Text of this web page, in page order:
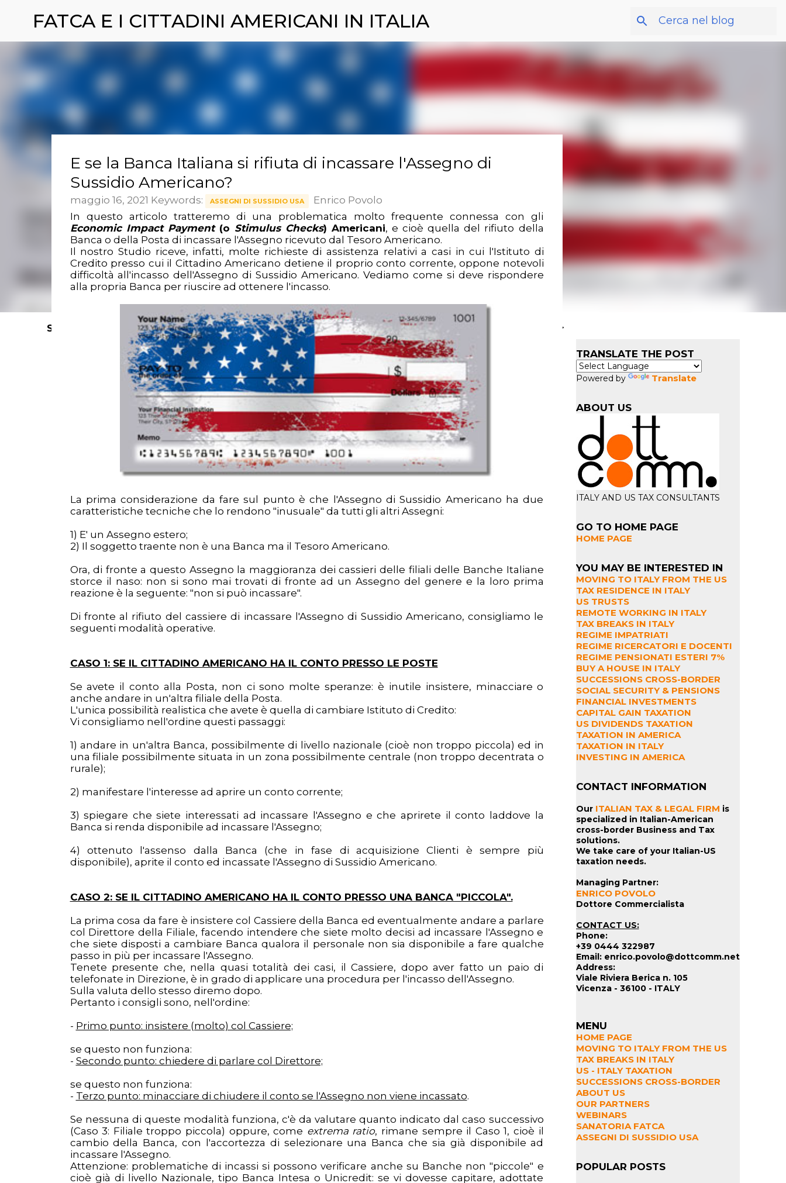
Passa ai contenuti principali
FATCA E I CITTADINI AMERICANI IN ITALIA
SEARCH KEYWORDS HERE >
E se la Banca Italiana si rifiuta di incassare l'Assegno di
Sussidio Americano?
maggio 16, 2021 Keywords: ASSEGNI DI SUSSIDIO USA
Enrico Povolo
In questo articolo tratteremo di una problematica molto frequente connessa con gli
Economic Impact Payment(o Stimulus Checks) Americani, e cioè quella del rifiuto della
Banca o della Posta di incassare l'Assegno ricevuto dal Tesoro Americano.
Il nostro Studio riceve, infatti, molte richieste di assistenza relativi a casi in cui l'Istituto di
Credito presso cui il Cittadino Americano detiene il proprio conto corrente, oppone notevoli
difficoltà all'incasso dell'Assegno di Sussidio Americano. Vediamo come si deve rispondere
alla propria Banca per riuscire ad ottenere l'incasso.
La prima considerazione da fare sul punto è che l'Assegno di Sussidio Americano ha due
caratteristiche tecniche che lo rendono "inusuale" da tutti gli altri Assegni:
1) E' un Assegno estero;
2) Il soggetto traente non è una Banca ma il Tesoro Americano.
Ora, di fronte a questo Assegno la maggioranza dei cassieri delle filiali delle Banche Italiane
storce il naso: non si sono mai trovati di fronte ad un Assegno del genere e la loro prima
reazione è la seguente: "non si può incassare".
Di fronte al rifiuto del cassiere di incassare l'Assegno di Sussidio Americano, consigliamo le
seguenti modalità operative.
CASO 1: SE IL CITTADINO AMERICANO HA IL CONTO PRESSO LE POSTE
Se avete il conto alla Posta, non ci sono molte speranze: è inutile insistere, minacciare o
anche andare in un'altra filiale della Posta.
L'unica possibilità realistica che avete è quella di cambiare Istituto di Credito:
Vi consigliamo nell'ordine questi passaggi:
1) andare in un'altra Banca, possibilmente di livello nazionale (cioè non troppo piccola) ed in
una filiale possibilmente situata in un zona possibilmente centrale (non troppo decentrata o
rurale);
2) manifestare l'interesse ad aprire un conto corrente;
3) spiegare che siete interessati ad incassare l'Assegno e che aprirete il conto laddove la
Banca si renda disponibile ad incassare l'Assegno;
4) ottenuto l'assenso dalla Banca (che in fase di acquisizione Clienti è sempre più
disponibile), aprite il conto ed incassate l'Assegno di Sussidio Americano.
CASO 2: SE IL CITTADINO AMERICANO HA IL CONTO PRESSO UNA BANCA "PICCOLA".
La prima cosa da fare è insistere col Cassiere della Banca ed eventualmente andare a parlare
col Direttore della Filiale, facendo intendere che siete molto decisi ad incassare l'Assegno e
che siete disposti a cambiare Banca qualora il personale non sia disponibile a fare qualche
passo in più per incassare l'Assegno.
Tenete presente che, nella quasi totalità dei casi, il Cassiere, dopo aver fatto un paio di
telefonate in Direzione, è in grado di applicare una procedura per l'incasso dell'Assegno.
Sulla valuta dello stesso diremo dopo.
Pertanto i consigli sono, nell'ordine:
- Primo punto: insistere (molto) col Cassiere;
se questo non funziona:
- Secondo punto: chiedere di parlare col Direttore;
se questo non funziona:
- Terzo punto: minacciare di chiudere il conto se l'Assegno non viene incassato.
Se nessuna di queste modalità funziona, c'è da valutare quanto indicato dal caso successivo
(Caso 3: Filiale troppo piccola) oppure, come extrema ratio, rimane sempre il Caso 1, cioè il
cambio della Banca, con l'accortezza di selezionare una Banca che sia già disponibile ad
incassare l'Assegno.
Attenzione: problematiche di incassi si possono verificare anche su Banche non "piccole" e
cioè già di livello Nazionale, tipo Banca Intesa o Unicredit: se vi dovesse capitare, adottate
TRANSLATE THE POST
Powered by Translate
ABOUT US
ITALY AND US TAX CONSULTANTS
GO TO HOME PAGE
HOME PAGE
YOU MAY BE INTERESTED IN
MOVING TO ITALY FROM THE US
TAX RESIDENCE IN ITALY
US TRUSTS
REMOTE WORKING IN ITALY
TAX BREAKS IN ITALY
REGIME IMPATRIATI
REGIME RICERCATORI E DOCENTI
REGIME PENSIONATI ESTERI 7%
BUY A HOUSE IN ITALY
SUCCESSIONS CROSS-BORDER
SOCIAL SECURITY & PENSIONS
FINANCIAL INVESTMENTS
CAPITAL GAIN TAXATION
US DIVIDENDS TAXATION
TAXATION IN AMERICA
TAXATION IN ITALY
INVESTING IN AMERICA
CONTACT INFORMATION
Our ITALIAN TAX & LEGAL FIRM is
specialized in Italian-American
cross-border Business and Tax
solutions.
We take care of your Italian-US
taxation needs.
Managing Partner:
ENRICO POVOLO
Dottore Commercialista
CONTACT US:
Phone:
+39 0444 322987
Email: enrico.povolo@dottcomm.net
Address:
Viale Riviera Berica n. 105
Vicenza - 36100 - ITALY
MENU
HOME PAGE
MOVING TO ITALY FROM THE US
TAX BREAKS IN ITALY
US - ITALY TAXATION
SUCCESSIONS CROSS-BORDER
ABOUT US
OUR PARTNERS
WEBINARS
SANATORIA FATCA
ASSEGNI DI SUSSIDIO USA
POPULAR POSTS